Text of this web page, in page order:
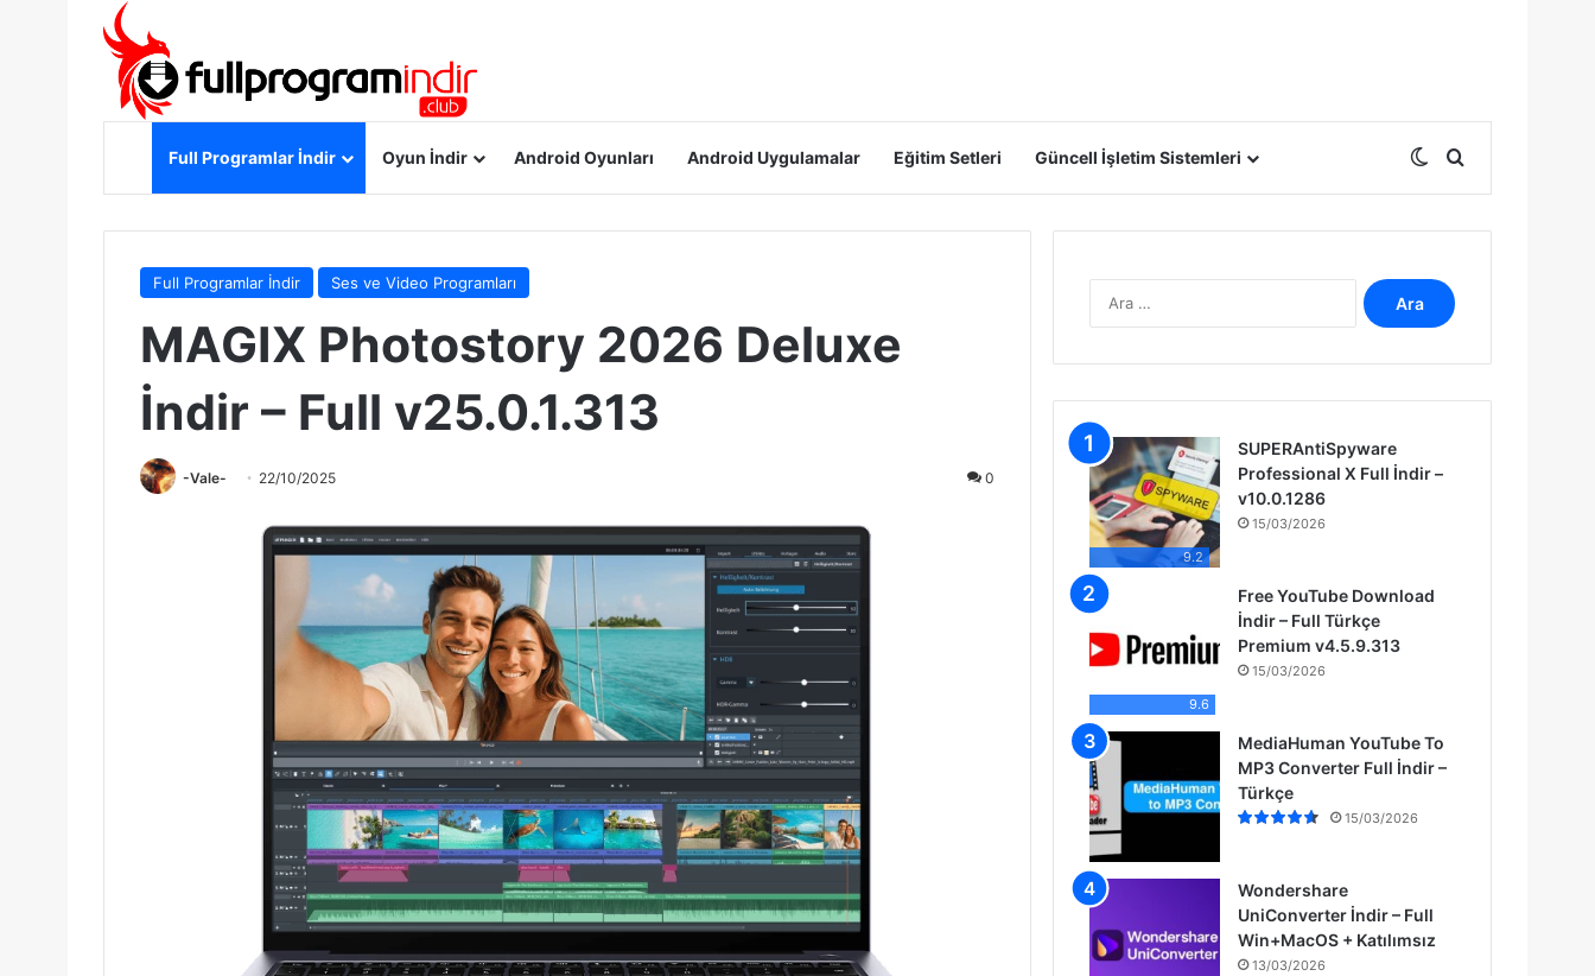
Anasayfa
Full Programlar İndir Oyun İndir Android Oyunları Android Uygulamalar Eğitim Setleri Güncell İşletim Sistemleri Dış görünümü
Full Programlar İndir Ses ve Video Programları
MAGIX Photostory 2026 Deluxe
İndir – Full v25.0.1.313
-Vale- 22/10/2025 0
A
m
9.2
SUPERAntiSpyware
Professional X Full İndir –
v10.0.1286
15/03/2026
9.6
Free YouTube Download
İndir – Full Türkçe
Premium v4.5.9.313
15/03/2026
MediaHuman YouTube To
MP3 Converter Full İndir –
Türkçe
15/03/2026
Wondershare
UniConverter İndir – Full
Win+MacOS + Katılımsız
13/03/2026